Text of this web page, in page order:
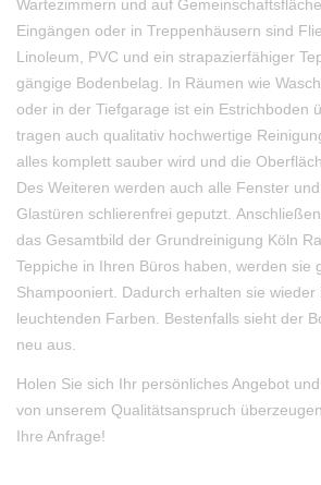
Wartezimmern und auf
Eingängen oder in Treppenhäusern sind
Linoleum, PVC und ein strapazierfähiger
gängige Bodenbelag. In Räumen wie
oder in der Tiefgarage ist ein Estrichboden
tragen auch qualitativ hochwertige
alles komplett sauber wird und die
Des Weiteren werden auch alle Fenster und
Glastüren schlierenfrei geputzt.
das Gesamtbild der Grundreinigung Köln
Teppiche in Ihren Büros haben, werden sie
Shampooniert. Dadurch erhalten sie wieder
leuchtenden Farben. Bestenfalls sieht der
neu aus.
Holen Sie sich Ihr persönliches Angebot
von unserem Qualitätsanspruch
Ihre Anfrage!